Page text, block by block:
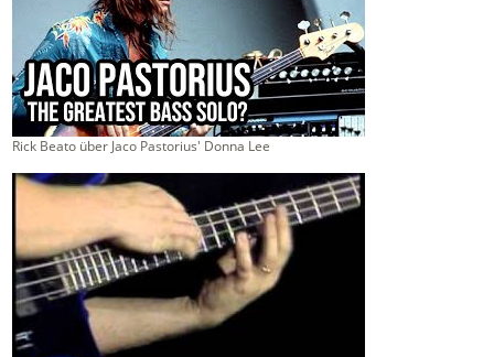
Rick Beato über Jaco Pastorius' Donna Lee